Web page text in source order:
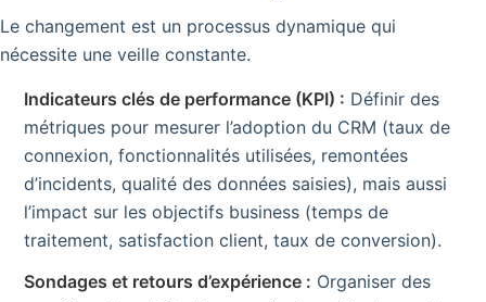
Le changement est un processus dynamique qui
nécessite une veille constante.
Indicateurs clés de performance (KPI) : Définir des
métriques pour mesurer l’adoption du CRM (taux de
connexion, fonctionnalités utilisées, remontées
d’incidents, qualité des données saisies), mais aussi
l’impact sur les objectifs business (temps de
traitement, satisfaction client, taux de conversion).
Sondages et retours d’expérience : Organiser des